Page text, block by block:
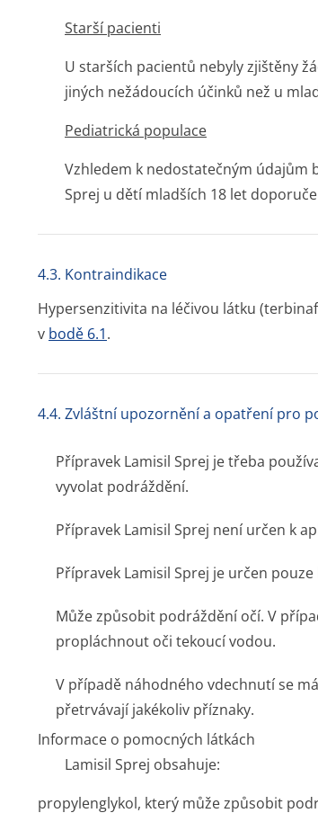
Starší pacienti
U starších pacientů nebyly zjištěny
jiných nežádoucích účinků než u
Pediatrická populace
Vzhledem k nedostatečným údajům
Sprej u dětí mladších 18 let
4.3. Kontraindikace
Hypersenzitivita na léčivou látku
v bodě 6.1.
4.4. Zvláštní upozornění a opatření pro
Přípravek Lamisil Sprej je třeba
vyvolat podráždění.
Přípravek Lamisil Sprej není určen k
Přípravek Lamisil Sprej je určen
Může způsobit podráždění očí. V
propláchnout oči tekoucí vodou.
V případě náhodného vdechnutí se
přetrvávají jakékoliv příznaky.
Informace o pomocných látkách
Lamisil Sprej obsahuje:
propylenglykol, který může způsobit